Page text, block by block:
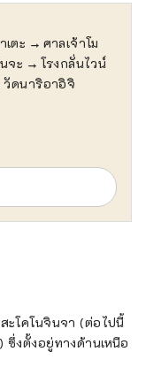
ด เช่น ตำนานการ
อคามิ เทพแห่ง
าจแห่งภูเขาโอเอะ
ต็มไปด้วยมนต์เสน่ห์
ใฝ่ฝันของชาวเมือง
มาจิ, ทางเดินทัง
ความกลมกลืน"
มสะดวกให้กับนัก
ได้ลิ้มลองและพบ
ง้าของญี่ปุ่น นี่คือ
ตะ → ศาลเจ้าโม
จะ → โรงกลั่นไวน์
วัดนาริอาอิจิ
สะโคโนจินจา (ต่อไปนี้
ซึ่งตั้งอยู่ทางด้านเหนือ